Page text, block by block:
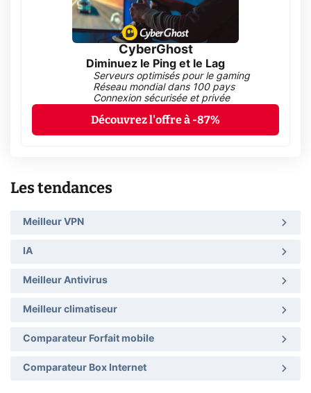
CyberGhost
Diminuez le Ping et le Lag
Serveurs optimisés pour le gaming
Réseau mondial dans 100 pays
Connexion sécurisée et privée
Découvrez l'offre à -87%
Les tendances
Meilleur VPN
IA
Meilleur Antivirus
Meilleur climatiseur
Comparateur Forfait mobile
Comparateur Box Internet